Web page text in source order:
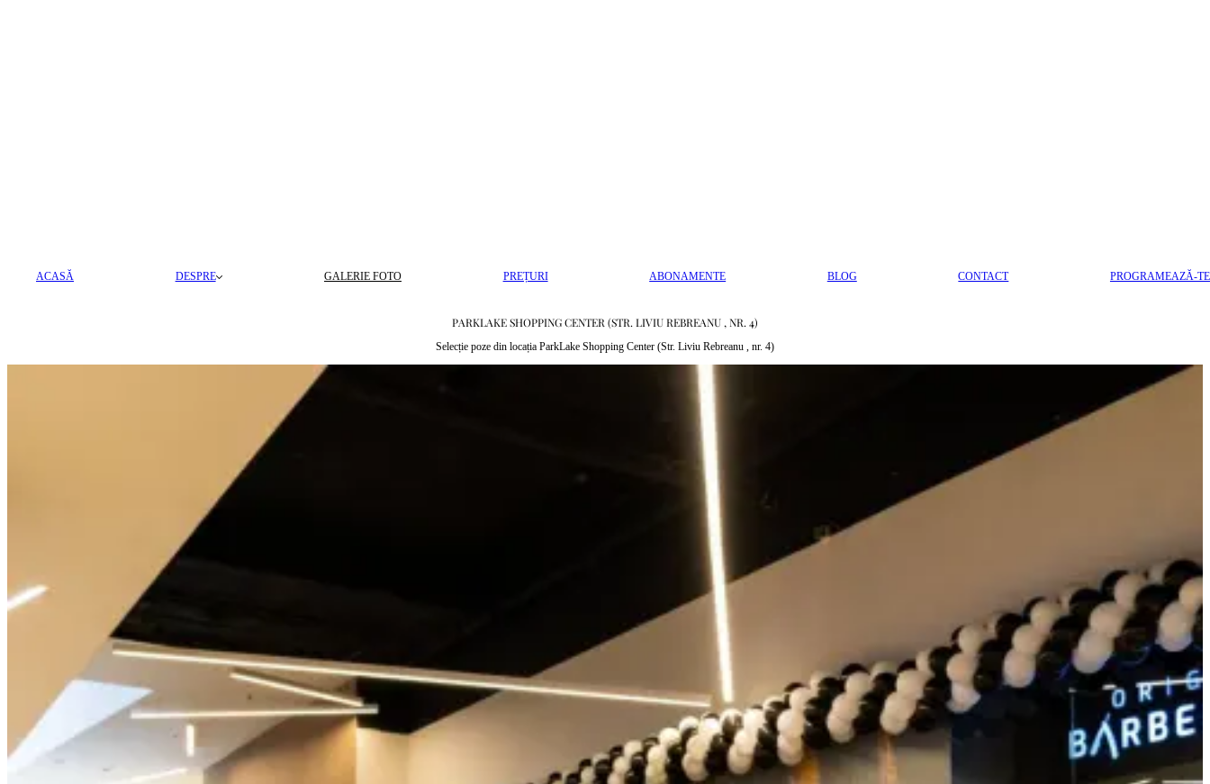
ACASĂ DESPRE GALERIE FOTO PREȚURI ABONAMENTE BLOG CONTACT PROGRAMEAZĂ-TE
PARKLAKE SHOPPING CENTER (STR. LIVIU REBREANU , NR. 4)
Selecție poze din locația ParkLake Shopping Center (Str. Liviu Rebreanu , nr. 4)